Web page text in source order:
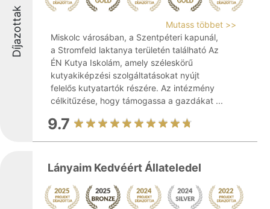
Díjazottak
Mutass többet >>
Miskolc városában, a Szentpéteri kapunál,
a Stromfeld laktanya területén található Az
ÉN Kutya Iskolám, amely széleskörű
kutyakiképzési szolgáltatásokat nyújt
felelős kutyatartók részére. Az intézmény
célkitűzése, hogy támogassa a gazdákat ...
9.7
Lányaim Kedvéért Állateledel